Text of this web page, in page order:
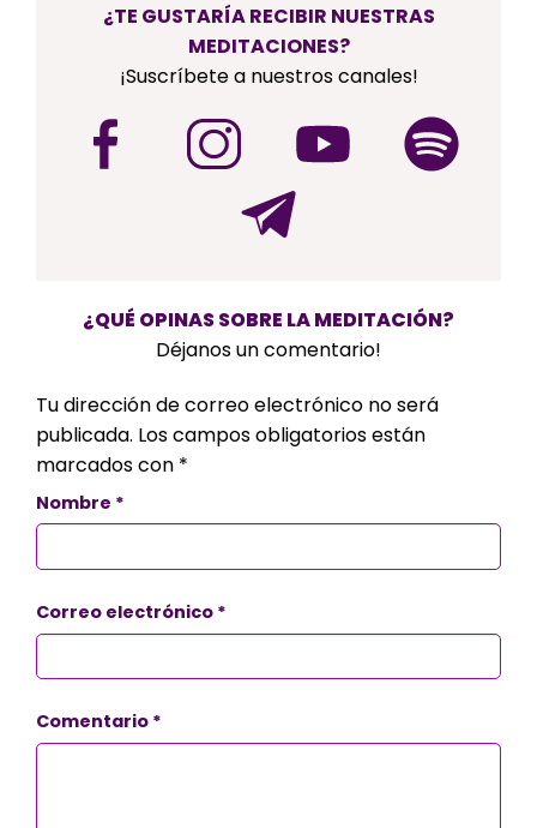
¿TE GUSTARÍA RECIBIR NUESTRAS
MEDITACIONES?
¡Suscríbete a nuestros canales!
¿QUÉ OPINAS SOBRE LA MEDITACIÓN?
Déjanos un comentario!
Tu dirección de correo electrónico no será
publicada. Los campos obligatorios están
marcados con *
Nombre *
Correo electrónico *
Comentario *